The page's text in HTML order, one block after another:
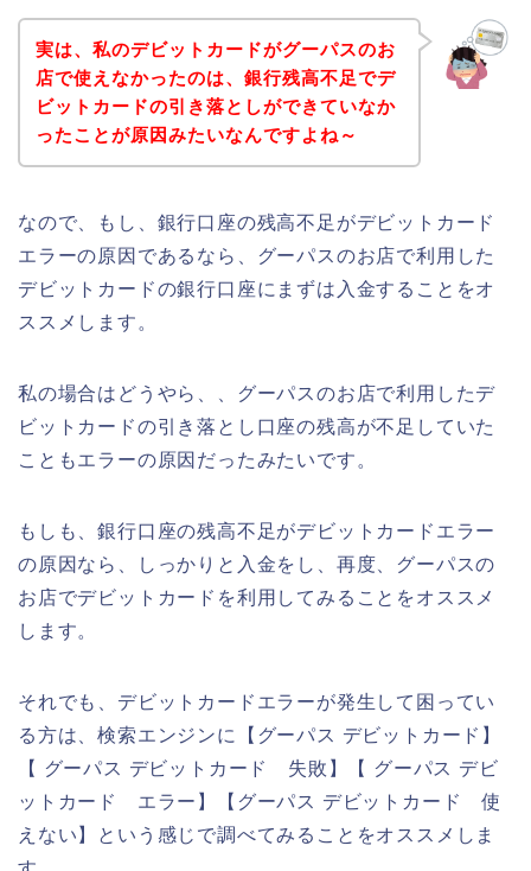
実は、私のデビットカードがグーパスのお
店で使えなかったのは、銀行残高不足でデ
ビットカードの引き落としができていなか
ったことが原因みたいなんですよね～
なので、もし、銀行口座の残高不足がデビットカード
エラーの原因であるなら、グーパスのお店で利用した
デビットカードの銀行口座にまずは入金することをオ
ススメします。
私の場合はどうやら、、グーパスのお店で利用したデ
ビットカードの引き落とし口座の残高が不足していた
こともエラーの原因だったみたいです。
もしも、銀行口座の残高不足がデビットカードエラー
の原因なら、しっかりと入金をし、再度、グーパスの
お店でデビットカードを利用してみることをオススメ
します。
それでも、デビットカードエラーが発生して困ってい
る方は、検索エンジンに【グーパス デビットカード】
【 グーパス デビットカード 失敗】【 グーパス デビ
ットカード エラー】【グーパス デビットカード 使
えない】という感じで調べてみることをオススメしま